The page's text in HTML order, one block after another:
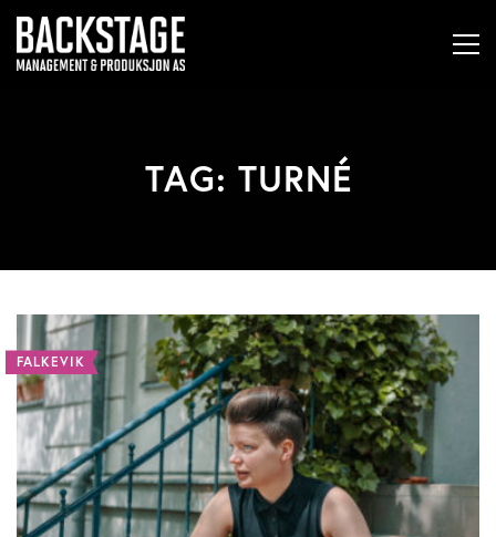
TAG: TURNÉ
FALKEVIK